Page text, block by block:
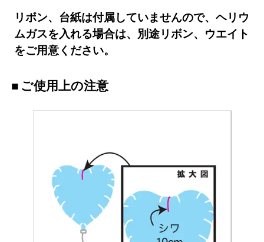
リボン、台紙は付属していませんので、ヘリウ
ムガスを入れる場合は、別途リボン、ウエイト
をご用意ください。
ご使用上の注意